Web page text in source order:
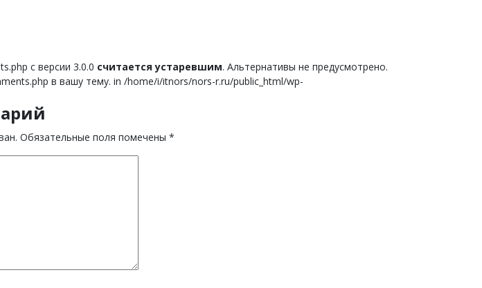
с версии 3.0.0 считается устаревшим. Альтернативы не предусмотрено.
в вашу тему. in /home/i/itnors/nors-r.ru/public_html/wp-
Обязательные поля помечены *